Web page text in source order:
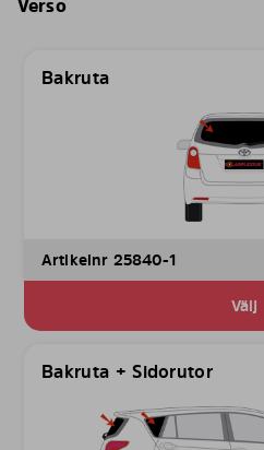
Verso
Bakruta
Artikelnr 25840-1
Välj
Bakruta + Sidorutor